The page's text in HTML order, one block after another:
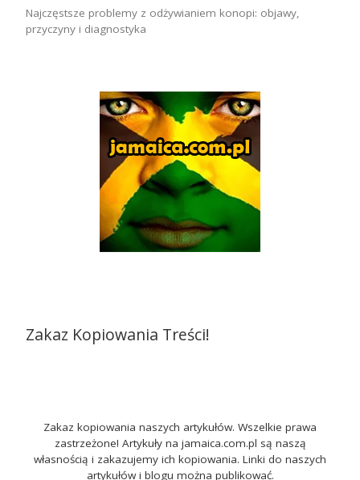
Najczęstsze problemy z odżywianiem konopi: objawy,
przyczyny i diagnostyka
Zakaz Kopiowania Treści!
Zakaz kopiowania naszych artykułów. Wszelkie prawa
zastrzeżone! Artykuły na jamaica.com.pl są naszą
własnością i zakazujemy ich kopiowania. Linki do naszych
artykułów i blogu można publikować.